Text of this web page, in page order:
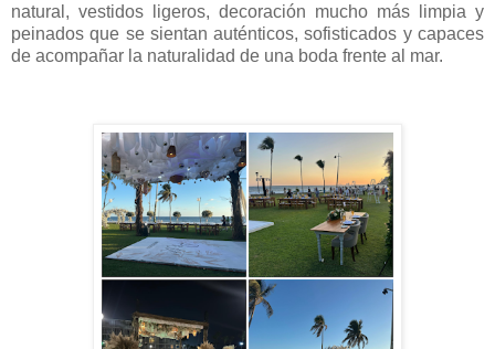
natural, vestidos ligeros, decoración mucho más limpia y
peinados que se sientan auténticos, sofisticados y capaces
de acompañar la naturalidad de una boda frente al mar.